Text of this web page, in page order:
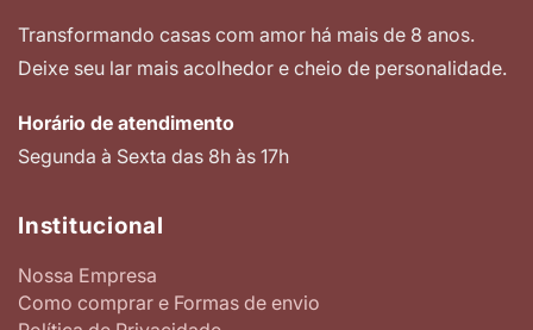
Transformando casas com amor há mais de 8 anos.
Deixe seu lar mais acolhedor e cheio de personalidade.
Horário de atendimento
Segunda à Sexta das 8h às 17h
Institucional
Nossa Empresa
Como comprar e Formas de envio